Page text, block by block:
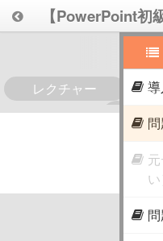
【PowerPoint初
ておきたい
レクチャー
0
導
い